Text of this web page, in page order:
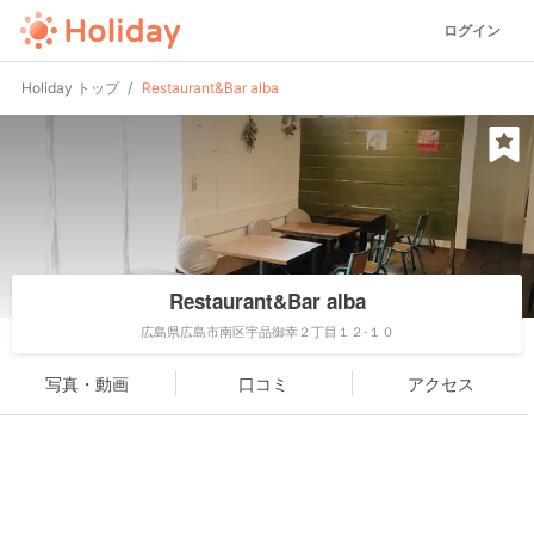
ログイン
Holiday トップ Restaurant&Bar alba
Restaurant&Bar alba
広島県広島市南区宇品御幸２丁目１２-１０
写真・動画 口コミ アクセス